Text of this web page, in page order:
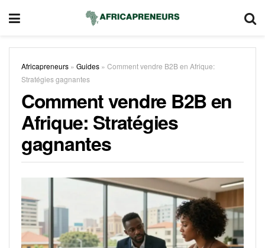
Africapreneurs » Guides » Comment vendre B2B en Afrique:
Stratégies gagnantes
Comment vendre B2B en
Afrique: Stratégies
gagnantes